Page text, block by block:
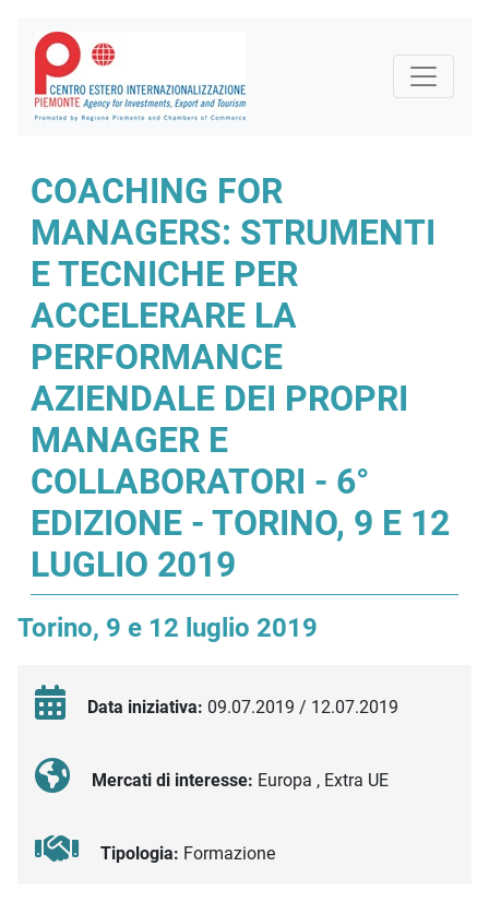
COACHING FOR
MANAGERS: STRUMENTI
E TECNICHE PER
ACCELERARE LA
PERFORMANCE
AZIENDALE DEI PROPRI
MANAGER E
COLLABORATORI - 6°
EDIZIONE - TORINO, 9 E 12
LUGLIO 2019
Torino, 9 e 12 luglio 2019
Data iniziativa: 09.07.2019 / 12.07.2019
Mercati di interesse: Europa , Extra UE
Tipologia: Formazione